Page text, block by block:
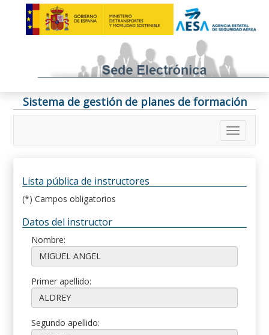
Sistema de gestión de planes de formación
Lista pública de instructores
(*) Campos obligatorios
Datos del instructor
Nombre:
Primer apellido:
Segundo apellido: